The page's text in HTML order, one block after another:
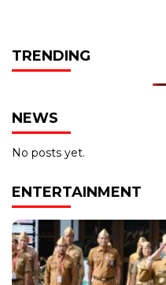
TRENDING
NEWS
No posts yet.
ENTERTAINMENT